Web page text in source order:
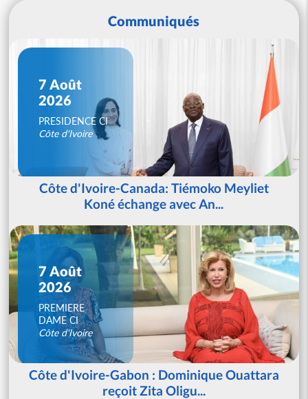
Communiqués
7 Août
2026
PRESIDENCE CI
Côte d'Ivoire
Côte d'Ivoire-Canada: Tiémoko Meyliet
Koné échange avec An...
7 Août
2026
PREMIERE
DAME CI
Côte d'Ivoire
Côte d'Ivoire-Gabon : Dominique Ouattara
reçoit Zita Oligu...